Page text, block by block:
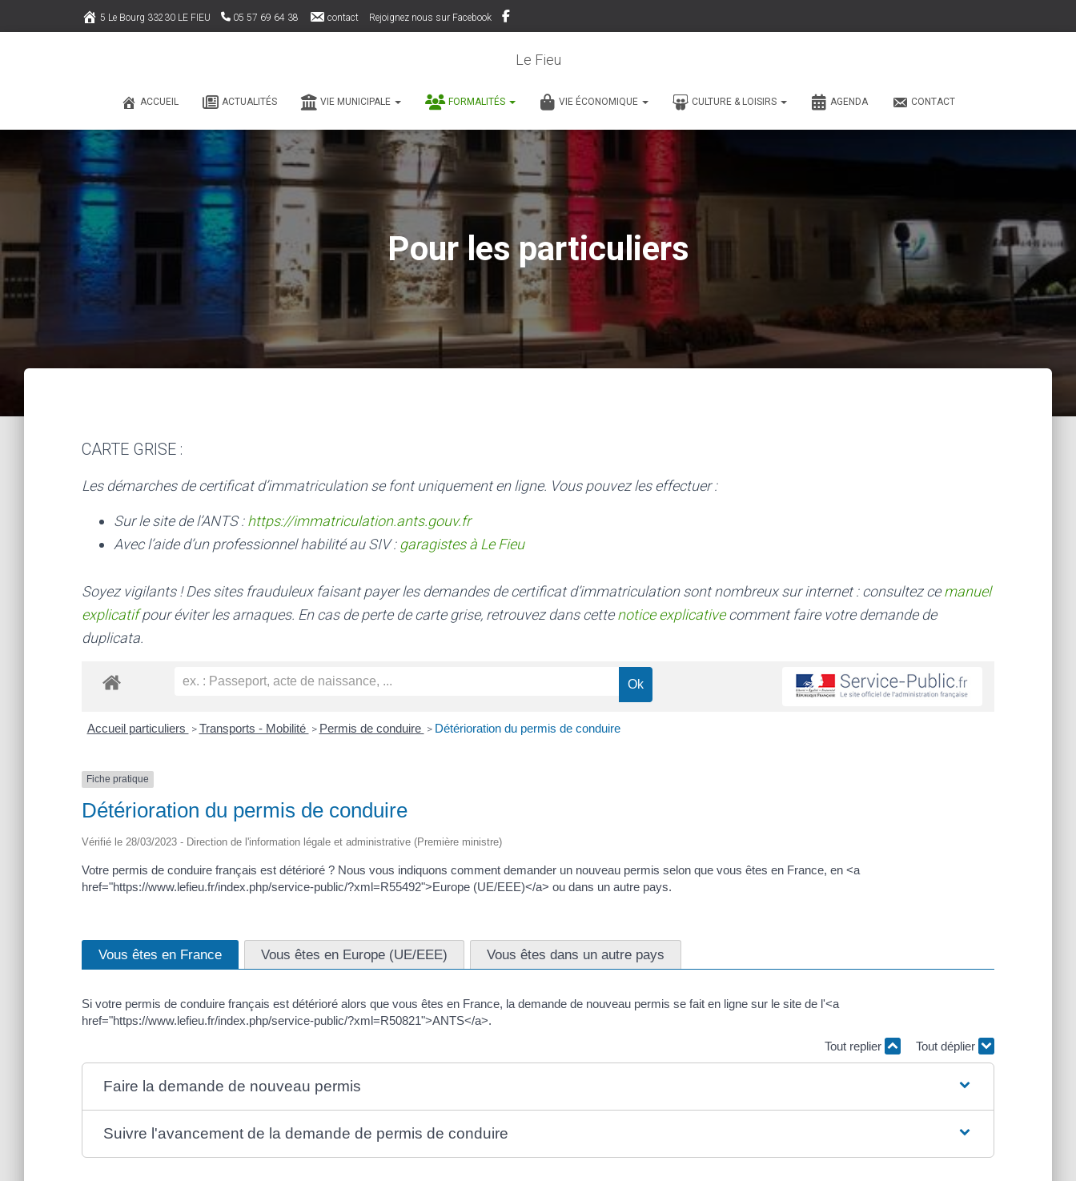
5 Le Bourg 33230 LE FIEU 05 57 69 64 38 contact Rejoignez nous sur Facebook
Le Fieu
ACCUEIL ACTUALITÉS VIE MUNICIPALE FORMALITÉS VIE ÉCONOMIQUE CULTURE & LOISIRS AGENDA CONTACT
Pour les particuliers
CARTE GRISE :
Les démarches de certificat d’immatriculation se font uniquement en ligne. Vous pouvez les effectuer :
Sur le site de l’ANTS :https://immatriculation.ants.gouv.fr
Avec l’aide d’un professionnel habilité au SIV : garagistes à Le Fieu
Soyez vigilants ! Des sites frauduleux faisant payer les demandes de certificat d’immatriculation sont nombreux sur internet : consultez cemanuel
explicatifpour éviter les arnaques. En cas de perte de carte grise, retrouvez dans cettenotice explicativecomment faire votre demande de
duplicata.
Accueil particuliers > Transports - Mobilité > Permis de conduire > Détérioration du permis de conduire
Fiche pratique
Détérioration du permis de conduire
Vérifié le 28/03/2023 - Direction de l'information légale et administrative (Première ministre)
Votre permis de conduire français est détérioré ? Nous vous indiquons comment demander un nouveau permis selon que vous êtes en France, en <a
href="https://www.lefieu.fr/index.php/service-public/?xml=R55492">Europe (UE/EEE)</a> ou dans un autre pays.
Vous êtes en France Vous êtes en Europe (UE/EEE) Vous êtes dans un autre pays
Si votre permis de conduire français est détérioré alors que vous êtes en France, la demande de nouveau permis se fait en ligne sur le site de l'<a
href="https://www.lefieu.fr/index.php/service-public/?xml=R50821">ANTS</a>.
Tout replier
Tout déplier
Faire la demande de nouveau permis
Suivre l'avancement de la demande de permis de conduire